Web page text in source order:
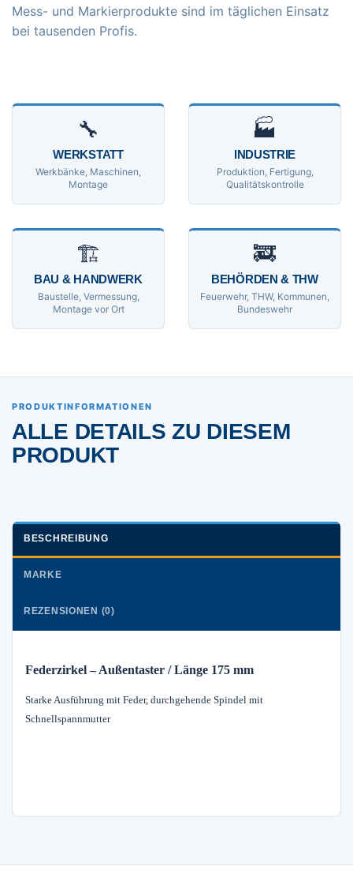
Mess- und Markierprodukte sind im täglichen Einsatz
bei tausenden Profis.
🔧
WERKSTATT
Werkbänke, Maschinen,
Montage
🏭
INDUSTRIE
Produktion, Fertigung,
Qualitätskontrolle
🏗
BAU & HANDWERK
Baustelle, Vermessung,
Montage vor Ort
🚒
BEHÖRDEN & THW
Feuerwehr, THW, Kommunen,
Bundeswehr
PRODUKTINFORMATIONEN
ALLE DETAILS ZU DIESEM
PRODUKT
BESCHREIBUNG
MARKE
REZENSIONEN (0)
Federzirkel – Außentaster / Länge 175 mm
Starke Ausführung mit Feder, durchgehende Spindel mit
Schnellspannmutter